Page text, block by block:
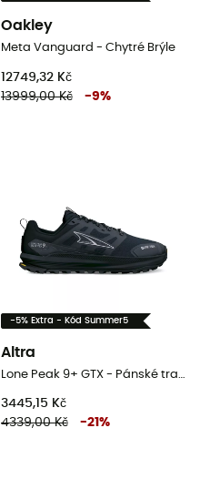
Oakley
Meta Vanguard - Chytré Brýle
12749,32 Kč
13999,00 Kč
-9%
-5% Extra - Kód Summer5
Altra
Lone Peak 9+ GTX - Pánské trailové běžecké boty
3445,15 Kč
4339,00 Kč
-21 %